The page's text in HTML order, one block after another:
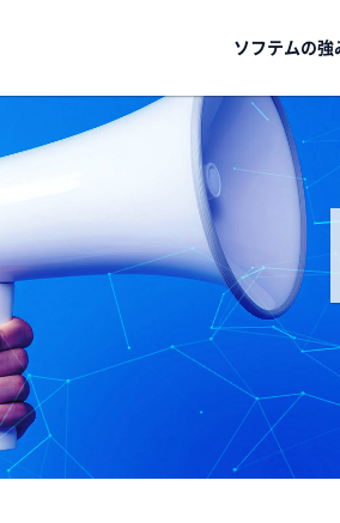
ソフテムの強